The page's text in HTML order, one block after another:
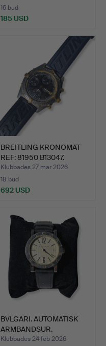
16 bud
185 USD
BREITLING KRONOMAT
REF: 81950 B13047.
Klubbades 27 mar 2026
18 bud
692 USD
BVLGARI. AUTOMATISK
ARMBANDSUR.
Klubbades 24 feb 2026